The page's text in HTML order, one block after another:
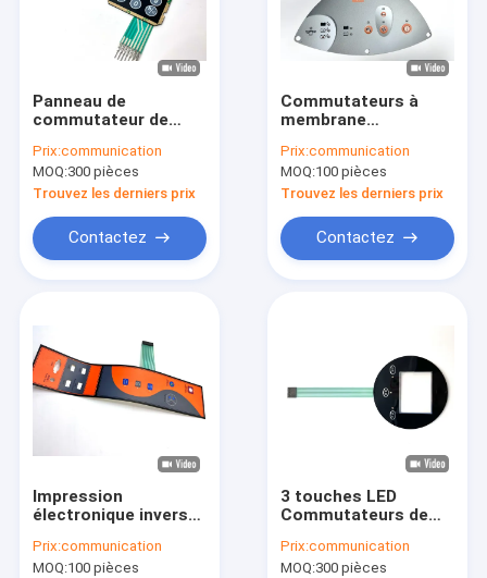
Panneau de
commutateur de
personnalisé avec
connecteur
nicomatique
Prix:communication
MOQ:300 pièces
Trouvez les derniers prix
Contactez
Commutateurs à
membrane
tactiles à câble FFC
Flex avec boîtier de
script féminin
Prix:communication
MOQ:100 pièces
Trouvez les derniers prix
Contactez
Impression
électronique inverse
membrane
personnalisés à
Prix:communication
MOQ:100 pièces
3 touches LED
Commutateurs de
électriques
personnalisés avec
Prix:communication
MOQ:300 pièces